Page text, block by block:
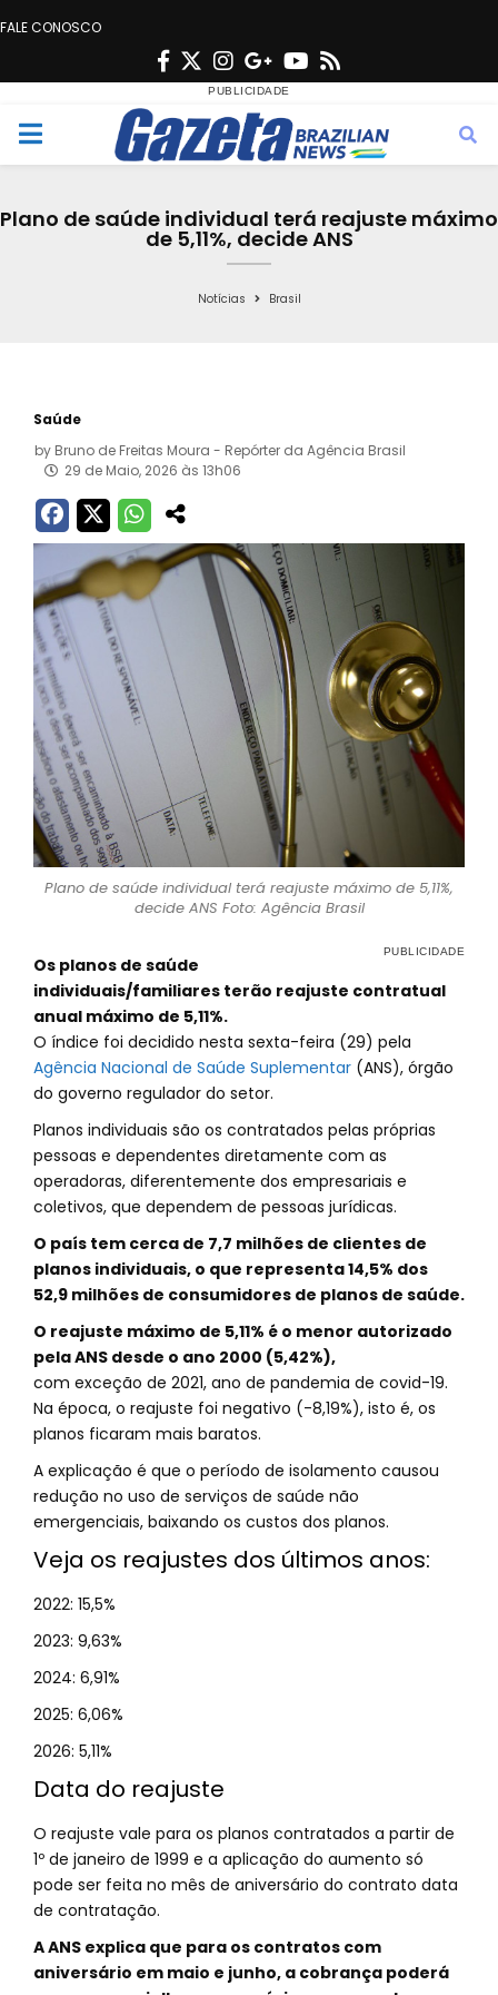
FALE CONOSCO
F
c
e
o
T
w
i
t
e
n
s
t
g
r
a
G
o
o
g
e
Y
u
t
b
s
M
Plano de saúde individual terá reajuste máximo
de 5,11%, decide ANS
Notícias Brasil
Saúde
by Bruno de Freitas Moura - Repórter da Agência Brasil
29 de Maio, 2026 às 13h06
Plano de saúde individual terá reajuste máximo de 5,11%,
decide ANS Foto: Agência Brasil
Os planos de saúde
individuais/familiares terão reajuste contratual
anual máximo de 5,11%.
O índice foi decidido nesta sexta-feira (29) pela
Agência Nacional de Saúde Suplementar (ANS), órgão
do governo regulador do setor.
Planos individuais são os contratados pelas próprias
pessoas e dependentes diretamente com as
operadoras, diferentemente dos empresariais e
coletivos, que dependem de pessoas jurídicas.
O país tem cerca de 7,7 milhões de clientes de
planos individuais, o que representa 14,5% dos
52,9 milhões de consumidores de planos de saúde.
O reajuste máximo de 5,11% é o menor autorizado
pela ANS desde o ano 2000 (5,42%),
com exceção de 2021, ano de pandemia de covid-19.
Na época, o reajuste foi negativo (-8,19%), isto é, os
planos ficaram mais baratos.
A explicação é que o período de isolamento causou
redução no uso de serviços de saúde não
emergenciais, baixando os custos dos planos.
Veja os reajustes dos últimos anos:
2022: 15,5%
2023: 9,63%
2024: 6,91%
2025: 6,06%
2026: 5,11%
Data do reajuste
O reajuste vale para os planos contratados a partir de
1º de janeiro de 1999 e a aplicação do aumento só
pode ser feita no mês de aniversário do contrato data
de contratação.
A ANS explica que para os contratos com
aniversário em maio e junho, a cobrança poderá